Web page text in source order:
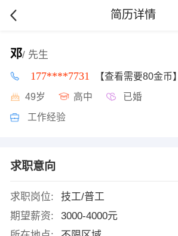
简历详情
邓/ 先生
177****7731 【查看需要80金币】
49岁 高中 已婚
工作经验
求职意向
求职岗位:
技工/普工
期望薪资:
3000-4000元